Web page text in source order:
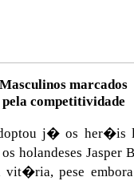
Masculinos marcados
pela competitividade
j� os her�is
holandeses Jasper
pese